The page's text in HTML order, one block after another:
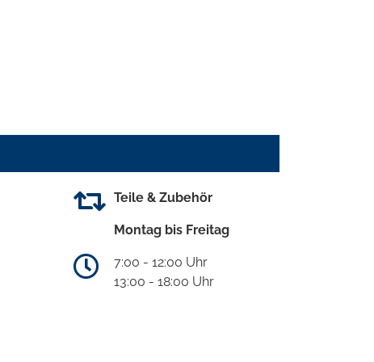
Teile & Zubehör
Montag bis Freitag
7:00 - 12:00 Uhr
13:00 - 18:00 Uhr